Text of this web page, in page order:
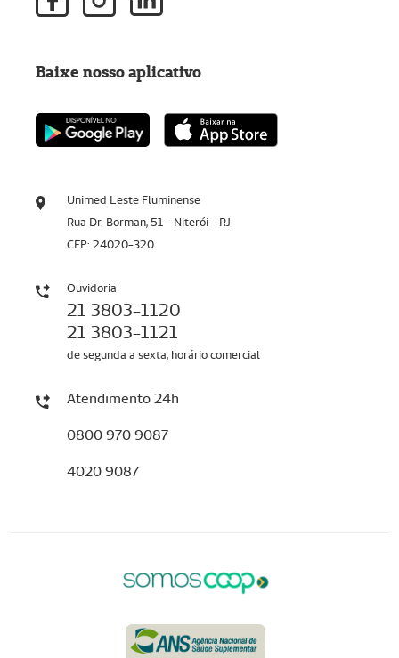
Unimed Leste Fluminense
Rua Dr. Borman, 51 - Niterói - RJ
CEP: 24020-320
Ouvidoria
21 3803-1120
21 3803-1121
de segunda a sexta, horário comercial
Atendimento 24h
0800 970 9087
4020 9087
Baixe nosso aplicativo